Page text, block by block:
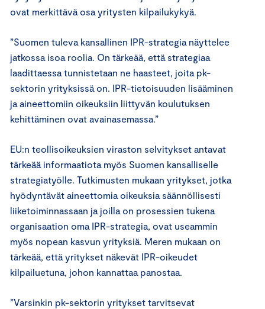
ovat merkittävä osa yritysten kilpailukykyä.
”Suomen tuleva kansallinen IPR-strategia näyttelee
jatkossa isoa roolia. On tärkeää, että strategiaa
laadittaessa tunnistetaan ne haasteet, joita pk-
sektorin yrityksissä on. IPR-tietoisuuden lisääminen
ja aineettomiin oikeuksiin liittyvän koulutuksen
kehittäminen ovat avainasemassa.”
EU:n teollisoikeuksien viraston selvitykset antavat
tärkeää informaatiota myös Suomen kansalliselle
strategiatyölle. Tutkimusten mukaan yritykset, jotka
hyödyntävät aineettomia oikeuksia säännöllisesti
liiketoiminnassaan ja joilla on prosessien tukena
organisaation oma IPR-strategia, ovat useammin
myös nopean kasvun yrityksiä. Meren mukaan on
tärkeää, että yritykset näkevät IPR-oikeudet
kilpailuetuna, johon kannattaa panostaa.
”Varsinkin pk-sektorin yritykset tarvitsevat